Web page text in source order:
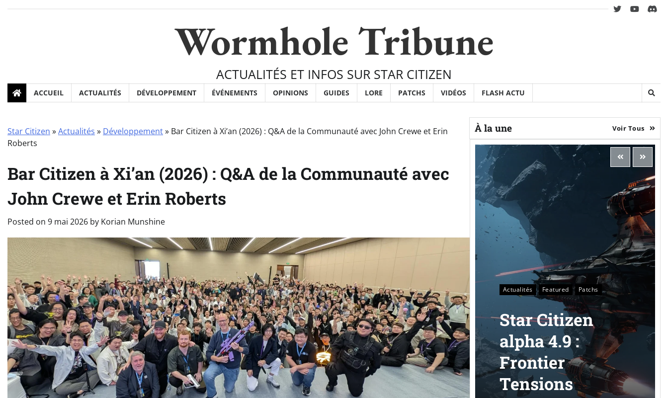
twitteryoutube
Wormhole Tribune
ACTUALITÉS ET INFOS SUR STAR CITIZEN
ACCUEIL ACTUALITÉS DÉVELOPPEMENT ÉVÉNEMENTS OPINIONS GUIDES LORE PATCHS VIDÉOS FLASH ACTU
Star Citizen »Actualités » Développement» Bar Citizen à Xi’an (2026) : Q&A de la Communauté avec John Crewe et Erin
Roberts
Bar Citizen à Xi’an (2026) : Q&A de la Communauté avec
John Crewe et Erin Roberts
Posted on 9 mai 2026 by Korian Munshine
À la une Voir Tous
Actualités Featured Patchs
Star Citizen
Alpha 4.7 :
Welcome to the
rock
Actualités Featured Patchs
Star Citizen
alpha 4.9 :
Frontier
Tensions